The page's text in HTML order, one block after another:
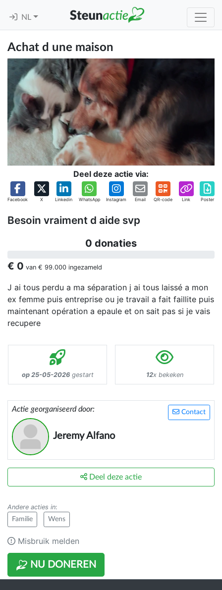
NL
Achat d une maison
Deel deze actie via:
Facebook X Linkedin WhatsApp Instagram Email QR-code Link Poster
Besoin vraiment d aide svp
0 donaties
€ 0 van € 99.000 ingezameld
J ai tous perdu a ma séparation j ai tous laissé a mon
ex femme puis entreprise ou je travail a fait faillite puis
maintenant opération a epaule et on sait pas si je vais
recupere
op 25-05-2026gestart 12x bekeken
Contact
Actie georganiseerd door:
Jeremy Alfano
NU DONEREN
Deel deze actie
Andere acties in:
Familie Wens
Misbruik melden